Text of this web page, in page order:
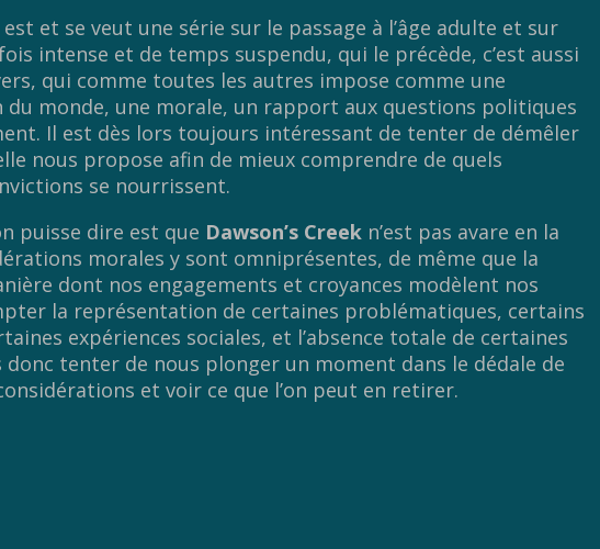
est et se veut une série sur le passage à l’âge adulte et sur
intense et de temps suspendu, qui le précède, c’est aussi
qui comme toutes les autres impose comme une
du monde, une morale, un rapport aux questions politiques
Il est dès lors toujours intéressant de tenter de démêler
nous propose afin de mieux comprendre de quels
se nourrissent.
puisse dire est que Dawson’s Creek n’est pas avare en la
morales y sont omniprésentes, de même que la
dont nos engagements et croyances modèlent nos
la représentation de certaines problématiques, certains
expériences sociales, et l’absence totale de certaines
donc tenter de nous plonger un moment dans le dédale de
et voir ce que l’on peut en retirer.